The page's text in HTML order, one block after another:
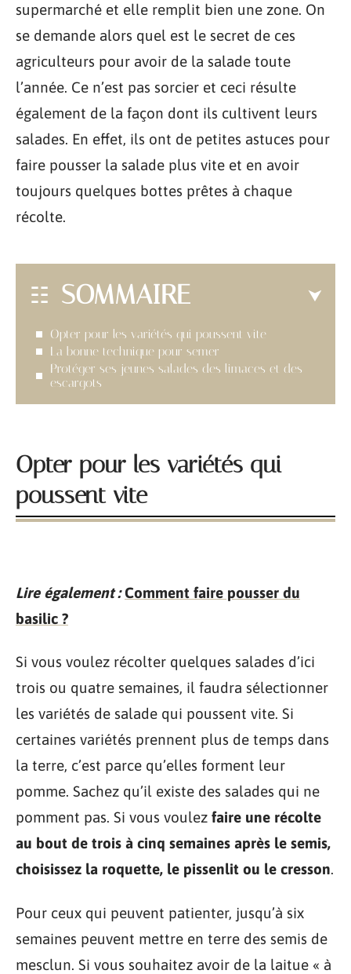
supermarché et elle remplit bien une zone. On
se demande alors quel est le secret de ces
agriculteurs pour avoir de la salade toute
l’année. Ce n’est pas sorcier et ceci résulte
également de la façon dont ils cultivent leurs
salades. En effet, ils ont de petites astuces pour
faire pousser la salade plus vite et en avoir
toujours quelques bottes prêtes à chaque
récolte.
SOMMAIRE
Opter pour les variétés qui poussent vite
La bonne technique pour semer
Protéger ses jeunes salades des limaces et des
escargots
Opter pour les variétés qui
poussent vite
Lire également : Comment faire pousser du
basilic ?
Si vous voulez récolter quelques salades d’ici
trois ou quatre semaines, il faudra sélectionner
les variétés de salade qui poussent vite. Si
certaines variétés prennent plus de temps dans
la terre, c’est parce qu’elles forment leur
pomme. Sachez qu’il existe des salades qui ne
pomment pas. Si vous voulez faire une récolte
au bout de trois à cinq semaines après le semis,
choisissez la roquette, le pissenlit ou le cresson.
Pour ceux qui peuvent patienter, jusqu’à six
semaines peuvent mettre en terre des semis de
mesclun. Si vous souhaitez avoir de la laitue « à